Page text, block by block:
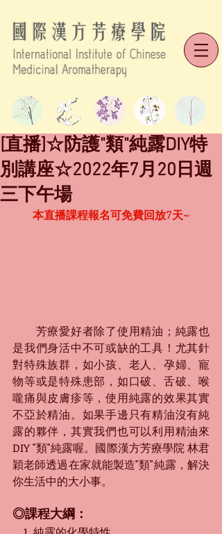
[直播]☆防護"類"純露DIY特
別講座☆2022年7月20日週
三下午場
本直播課程報名可免費回放7天~
芳療愛好者除了使用精油；純露也
是我們身活中不可或缺的工具！尤其針
對特殊族群，如小孩、老人、孕婦、寵
物等或是特殊患部，如口破、舌破、喉
嚨痛與皮膚疹等，使用純露的效果其實
不亞於精油。如果手邊只有精油沒有純
露的夥伴，其實我們也可以利用精油來
DIY "類"純露喔。國際漢方芳療學院 林君
穎老師透過在家就能製造"類"純露，解決
你生活中的大小事。
◎課程大綱：